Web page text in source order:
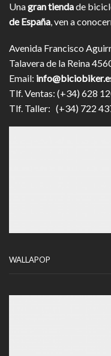
Unagran tiendade
de España, ven a
Avenida Francisco
Talavera de la Reina
Email:
Tlf. Ventas: (+34) 628
Tlf. Taller: (+34) 722
WALLAPOP